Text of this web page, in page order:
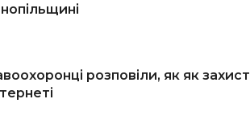
розповіли, як як